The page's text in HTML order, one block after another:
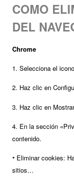
COMO
DEL
Chrome
1. Selecciona el
2. Haz clic en
3. Haz clic en
4. En la sección
contenido.
• Eliminar cookies:
sitios…